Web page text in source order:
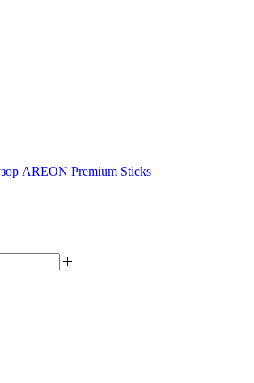
AREON Premium Sticks